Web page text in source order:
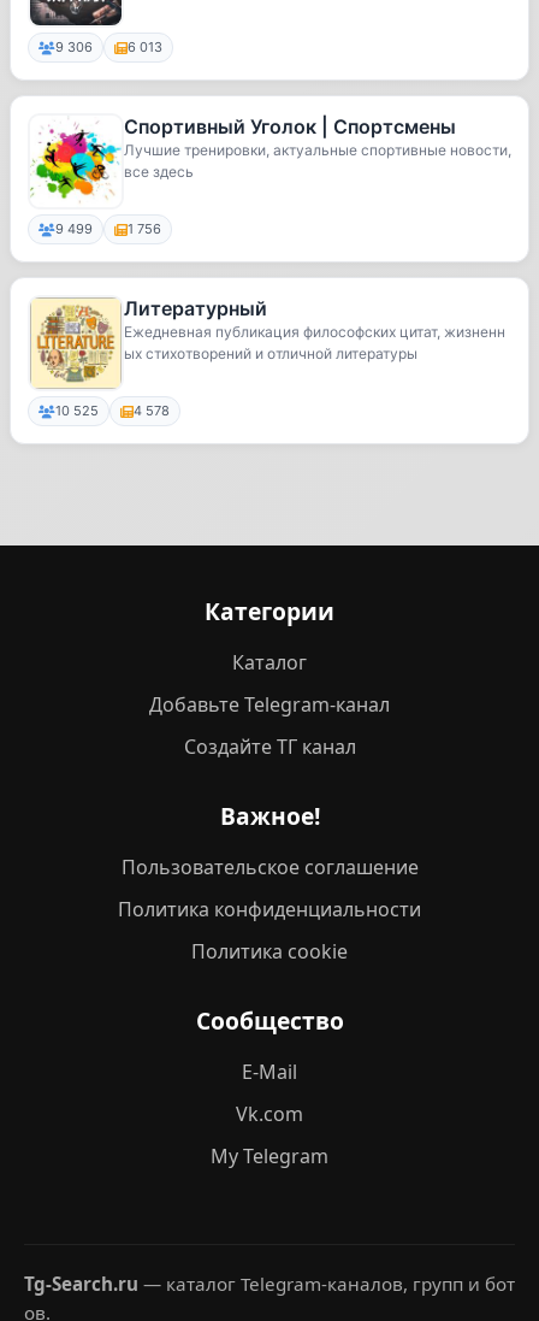
9 306 6 013
Спортивный Уголок | Спортсмены
Лучшие тренировки, актуальные спортивные новости,
все здесь
9 499 1 756
Литературный
Ежедневная публикация философских цитат, жизненн
ых стихотворений и отличной литературы
10 525 4 578
Категории
Каталог
Добавьте Telegram-канал
Создайте ТГ канал
Важное!
Пользовательское соглашение
Политика конфиденциальности
Политика cookie
Сообщество
E-Mail
Vk.com
My Telegram
Tg-Search.ru — каталог Telegram-каналов, групп и бот
ов.